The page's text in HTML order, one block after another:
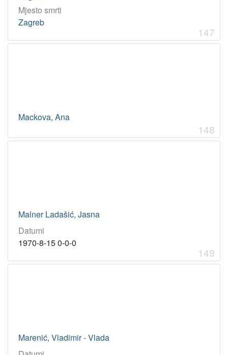
Mjesto smrti
Zagreb
147
Mackova, Ana
148
Malner Ladašić, Jasna
Datumi
1970-8-15 0-0-0
149
Marenić, Vladimir - Vlada